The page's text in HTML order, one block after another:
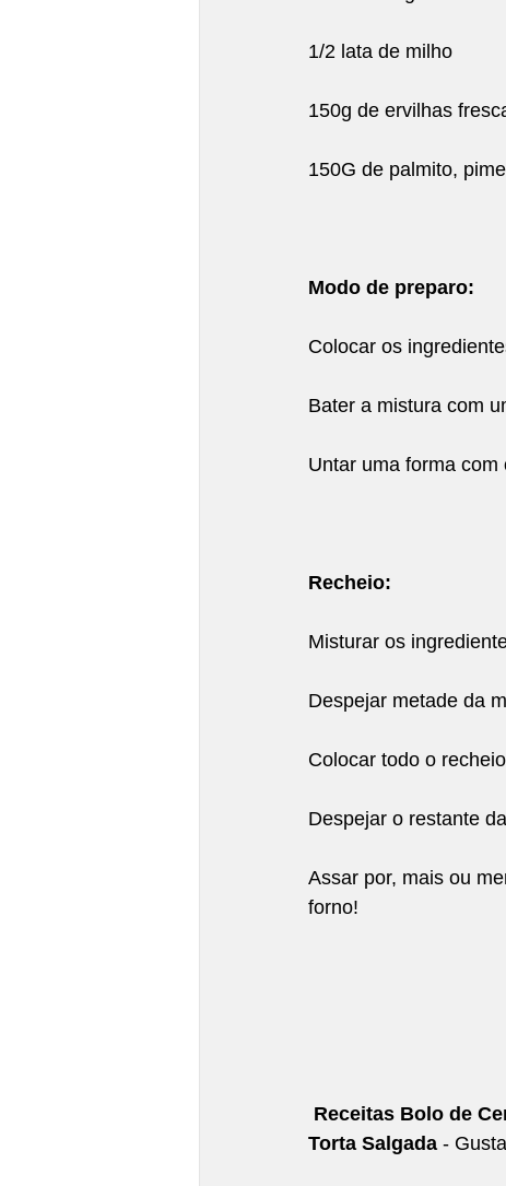
1/2 lata de milho
150g de ervilhas
150G de palmito,
Modo de preparo:
Colocar os
Bater a mistura com
Untar uma forma
Recheio:
Misturar os
Despejar metade da
Colocar todo o
Despejar o restante
Assar por, mais ou
forno!
Receitas Bolo de
Torta Salgada -